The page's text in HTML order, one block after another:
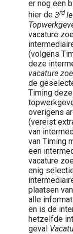
er nog een
hier de 3rd
vacature
(volgens
deze
vacature
de
Timing
overigens
(vereist
van
van Timing
een
vacature
enig
plaatsen
alle
en is de
hetzelfde
geval